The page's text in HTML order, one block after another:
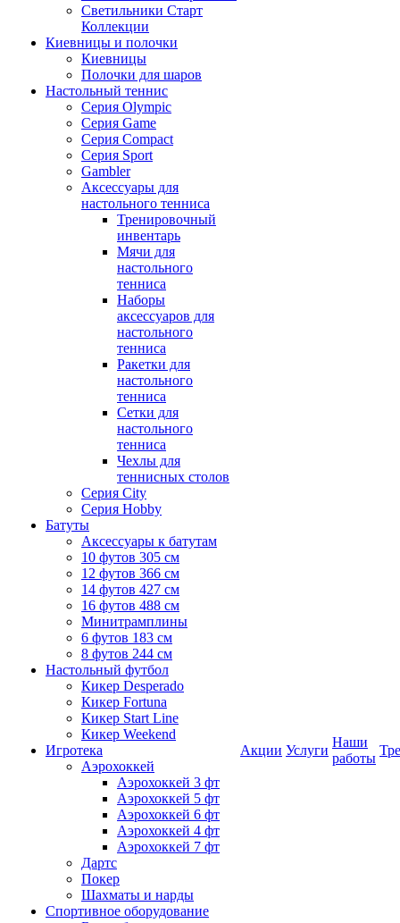
Светильники Старт
Коллекции
Киевницы и полочки
Киевницы
Полочки для шаров
Настольный теннис
Серия Olympic
Серия Game
Серия Compact
Серия Sport
Gambler
Аксессуары для
настольного тенниса
Тренировочный
инвентарь
Мячи для
настольного
тенниса
Наборы
аксессуаров для
настольного
тенниса
Ракетки для
настольного
тенниса
Сетки для
настольного
тенниса
Чехлы для
теннисных столов
Серия City
Серия Hobby
Батуты
Аксессуары к батутам
10 футов 305 см
12 футов 366 см
14 футов 427 см
16 футов 488 см
Минитрамплины
6 футов 183 см
8 футов 244 см
Настольный футбол
Кикер Desperado
Кикер Fortuna
Кикер Start Line
Кикер Weekend
Игротека
Аэрохоккей
Аэрохоккей 3 фт
Аэрохоккей 5 фт
Аэрохоккей 6 фт
Аэрохоккей 4 фт
Аэрохоккей 7 фт
Дартс
Покер
Шахматы и нарды
Спортивное оборудование
Акции Услуги
Наши
работы